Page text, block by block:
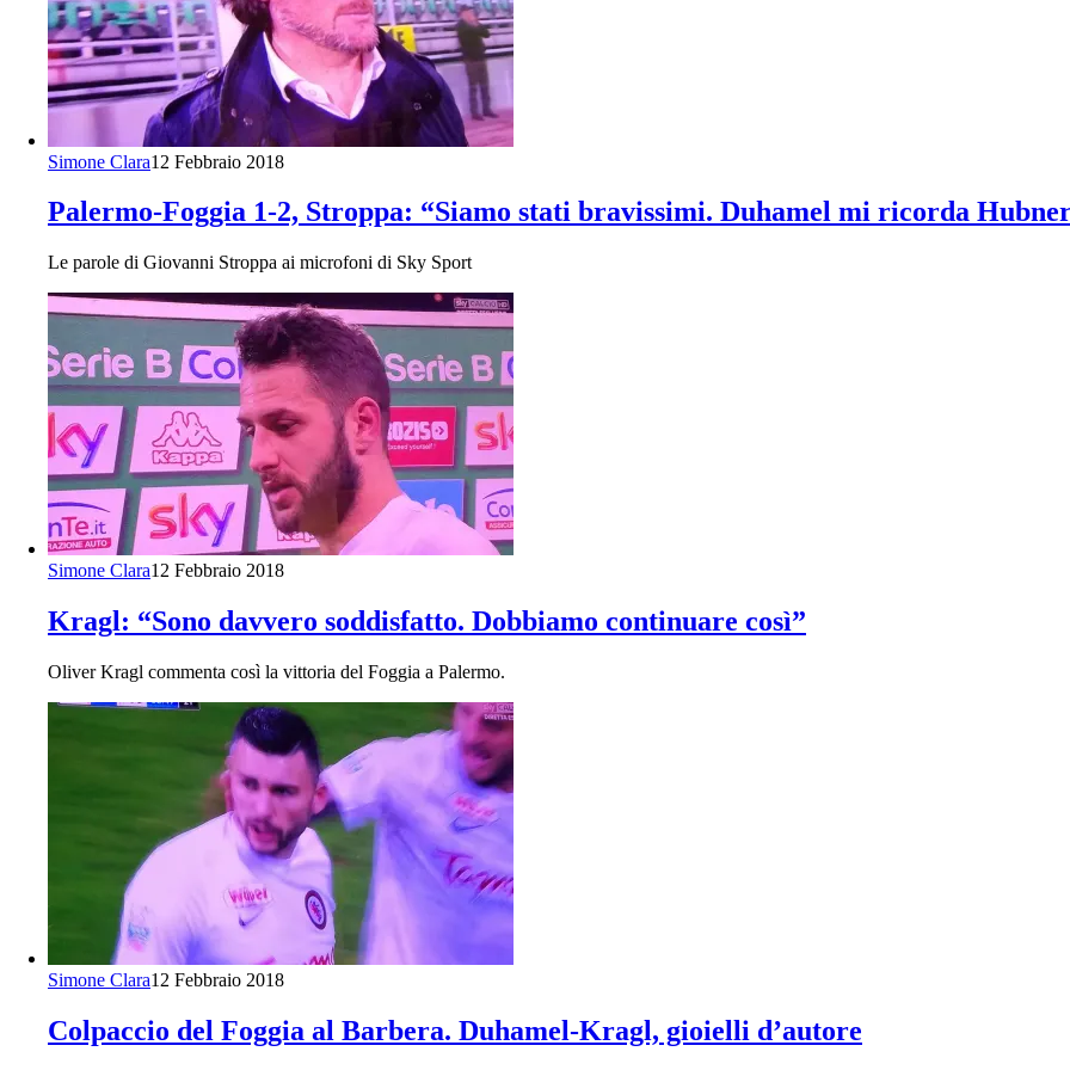
Simone Clara12 Febbraio 2018
Palermo-Foggia 1-2, Stroppa: “Siamo stati bravissimi. Duhamel mi ricorda
Le parole di Giovanni Stroppa ai microfoni di Sky Sport
Simone Clara12 Febbraio 2018
Kragl: “Sono davvero soddisfatto. Dobbiamo continuare così”
Oliver Kragl commenta così la vittoria del Foggia a Palermo.
Simone Clara12 Febbraio 2018
Colpaccio del Foggia al Barbera. Duhamel-Kragl, gioielli d’autore